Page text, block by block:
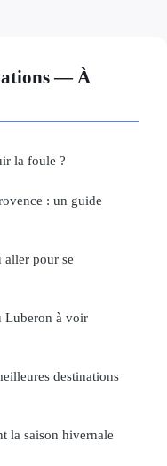
— À
la foule ?
: un guide
aller pour se
Luberon à voir
destinations
la saison hivernale